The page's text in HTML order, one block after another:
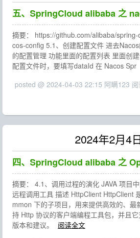
五、SpringCloud alibaba 之
摘要： https://github.com/alibaba/
cos-config 5.1、创建配置文件 进去
的配置管理 功能里面的配置列表 里面创
配置文件时，要填写dataId 在 Nacos Spr
posted @ 2024-04-03 22:15 阿瞒123
2024年2月4
四、SpringCloud alibaba 之
摘要： 4.1、调用过程的演化 JAVA 项目
远程调用工具 描述 HttpClient HttpClient
mmon 下的子项目，用来提供高效的、最
持 Http 协议的客户端编程工具包，并且
版本和建议。
阅读全文